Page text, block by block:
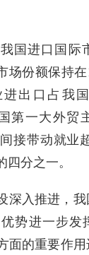
国进口国际
场份额保持
出口占我
第一大外贸
接带动就业
分之一。
深入推进，
势进一步发
面的重要作